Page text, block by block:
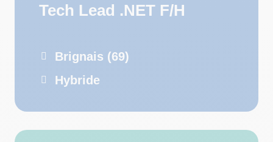
Tech Lead .NET F/H
Brignais (69)
Hybride